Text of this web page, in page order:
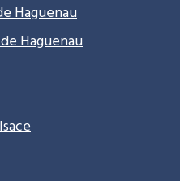
Haguenau
Haguenau